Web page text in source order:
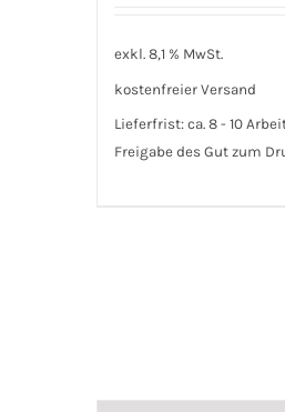
exkl. 8,1 % MwSt.
kostenfreier Versand
Lieferfrist: ca. 8 - 10
Freigabe des Gut zum